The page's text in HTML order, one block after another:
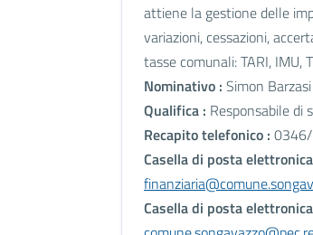
attiene la gestione delle
variazioni, cessazioni,
tasse comunali: TARI, IMU,
Nominativo : Simon Barzasi
Qualifica : Responsabile di
Recapito telefonico :
Casella di posta
Casella di posta